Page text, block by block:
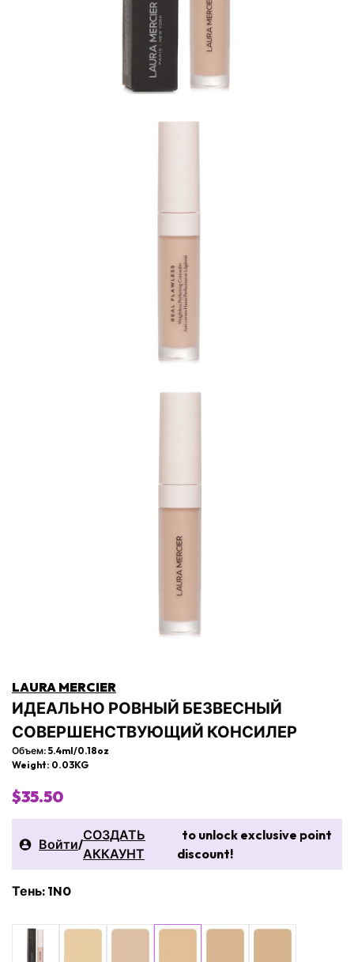
LAURA MERCIER
ИДЕАЛЬНО РОВНЫЙ БЕЗВЕСНЫЙ
СОВЕРШЕНСТВУЮЩИЙ КОНСИЛЕР
Объем: 5.4ml/0.18oz
Weight: 0.03KG
$35.50
Войти/
СОЗДАТЬ
АККАУНТ
to unlock exclusive point
discount!
Тень: 1N0